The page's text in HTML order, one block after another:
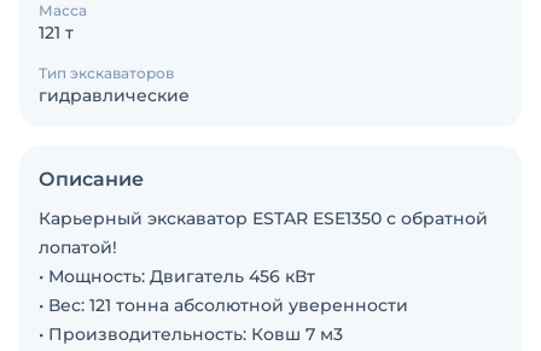
Масса
121 т
Тип экскаваторов
гидравлические
Описание
Карьерный экскаватор ESTAR ESE1350 с обратной
лопатой!
• Мощность: Двигатель 456 кВт
• Вес: 121 тонна абсолютной уверенности
• Производительность: Ковш 7 м3